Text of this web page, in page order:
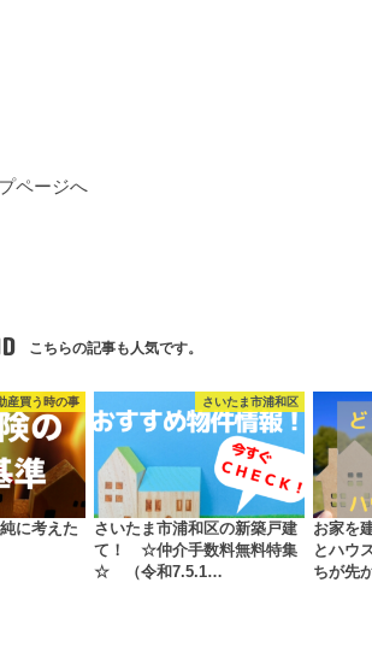
ページへ
こちらの記事も人気です。
産買う時の事
に考えた
さいたま市浦和区
さいたま市浦和区の新築戸建
て！ ☆仲介手数料無料特集
☆ （令和7.5.1…
お家を
とハウ
ちが先